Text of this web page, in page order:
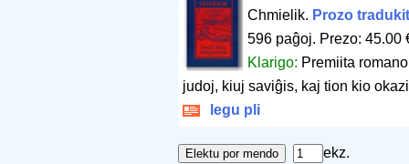
Chmielik. Prozo
596 paĝoj. Prezo: 45.00
Klarigo: Premiita
judoj, kiuj saviĝis, kaj tion kio
legu pli
ekz.